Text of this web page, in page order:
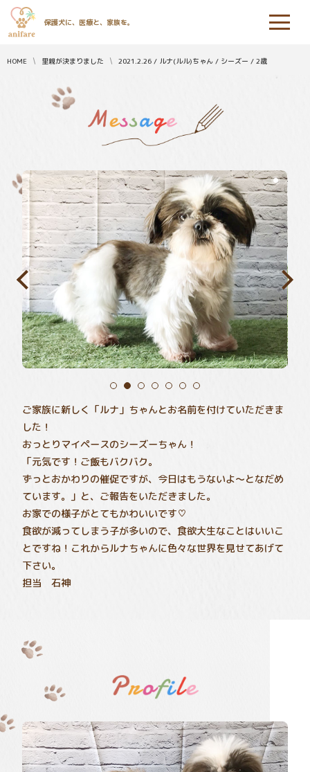
保護犬に、医療と、家族を。
HOME 里親が決まりました 2021.2.26 / ルナ(ルル)ちゃん / シーズー / 2歳
ご家族に新しく「ルナ」ちゃんとお名前を付けていただきま
した！
おっとりマイペースのシーズーちゃん！
「元気です！ご飯もバクバク。
ずっとおかわりの催促ですが、今日はもうないよ～となだめ
ています。」と、ご報告をいただきました。
お家での様子がとてもかわいいです♡
食欲が減ってしまう子が多いので、食欲大生なことはいいこ
とですね！これからルナちゃんに色々な世界を見せてあげて
下さい。
担当 石神